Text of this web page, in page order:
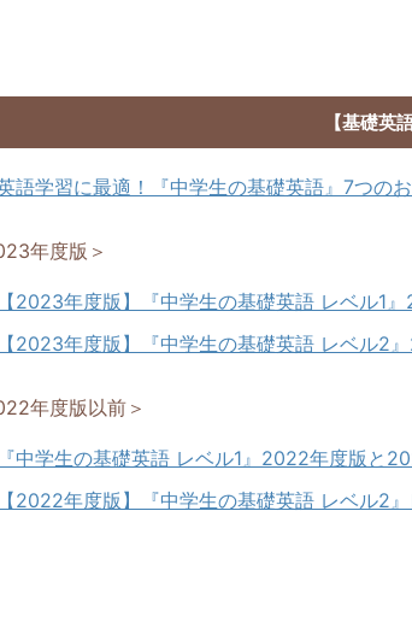
【基礎英
語学習に最適！『中学生の基礎英語』7つの
年度版＞
【2023年度版】『中学生の基礎英語 レベル1
【2023年度版】『中学生の基礎英語 レベル2
年度版以前＞
『中学生の基礎英語 レベル1』2022年度版と
【2022年度版】『中学生の基礎英語 レベル2